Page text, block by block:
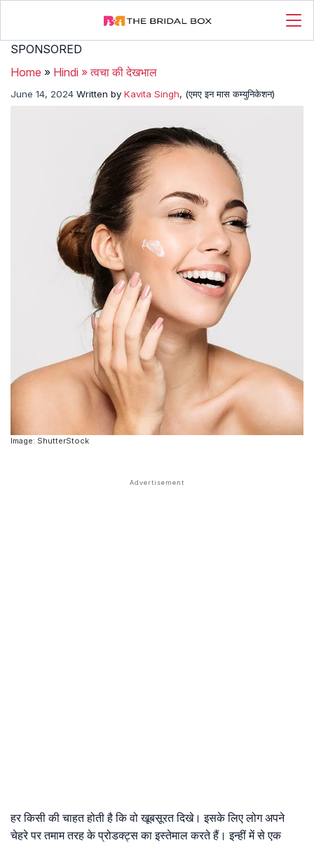
SPONSORED
Home » Hindi »त्वचा की देखभाल
June 14, 2024 Written by Kavita Singh, (एमए इन मास कम्युनिकेशन)
Image: ShutterStock
हर किसी की चाहत होती है कि वो खूबसूरत दिखे। इसके लिए लोग अपने
चेहरे पर तमाम तरह के प्रोडक्ट्स का इस्तेमाल करते हैं। इन्हीं में से एक